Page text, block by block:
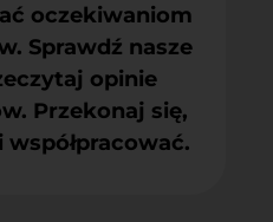
oczekiwaniom
Sprawdź nasze
opinie
Przekonaj się,